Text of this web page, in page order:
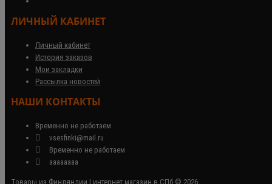
ЛИЧНЫЙ КАБИНЕТ
Личный кабинет
История заказов
Мои закладки
Рассылка новостей
НАШИ КОНТАКТЫ
Временно не работаем
vsesfinki@mail.ru
Временно не работаем
аааааааа
Товары из Финляндии | интернет магазин в СПб © 2026